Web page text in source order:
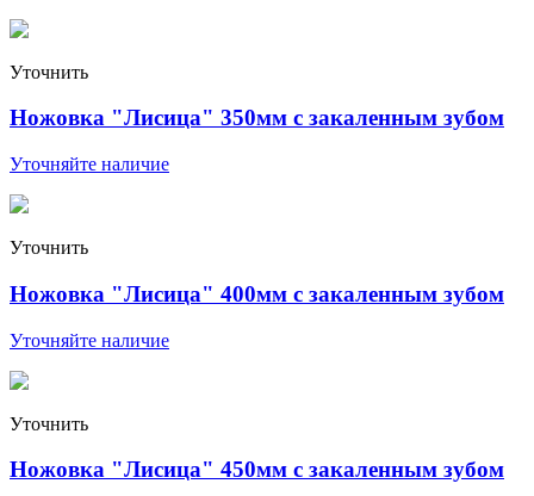
Уточнить
Ножовка "Лисица" 350мм с закаленным зубом
Уточняйте наличие
Уточнить
Ножовка "Лисица" 400мм с закаленным зубом
Уточняйте наличие
Уточнить
Ножовка "Лисица" 450мм с закаленным зубом